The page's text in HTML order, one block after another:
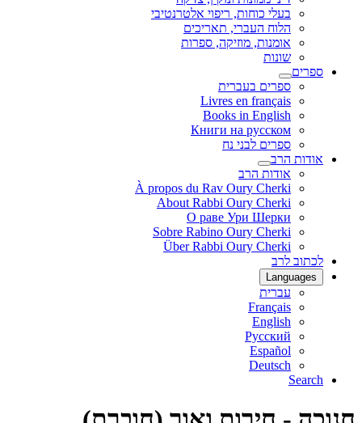
בעלי כוחות, ריפוי אלטרנטיבי
הלוח העברי, תאריכים
אומנות, מוזיקה, ספרות
שונות
ספרים
ספרים בעברית
Livres en français
Books in English
Книги на русском
ספרים לבני נח
אודות הרב
אודות הרב
À propos du Rav Oury Cherki
About Rabbi Oury Cherki
О раве Ури Шерки
Sobre Rabino Oury Cherki
Über Rabbi Oury Cherki
לכתוב לרב
Languages
עברית
Français
English
Русский
Español
Deutsch
Search